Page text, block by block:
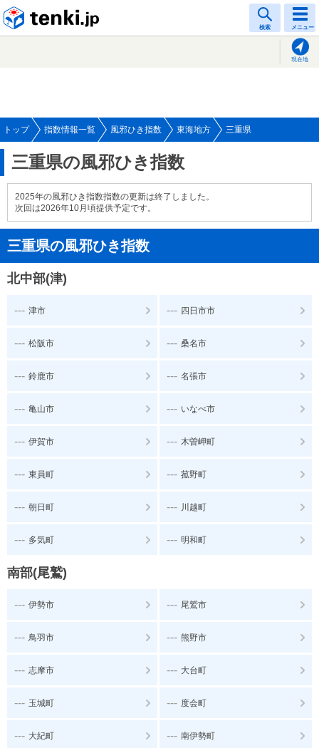
検索 メニュー
現在地
トップ 指数情報一覧 風邪ひき指数 東海地方 三重県
三重県の風邪ひき指数
2025年の風邪ひき指数指数の更新は終了しました。
次回は2026年10月頃提供予定です。
三重県の風邪ひき指数
北中部(津)
--- 津市 --- 四日市市
--- 松阪市 --- 桑名市
--- 鈴鹿市 --- 名張市
--- 亀山市 --- いなべ市
--- 伊賀市 --- 木曽岬町
--- 東員町 --- 菰野町
--- 朝日町 --- 川越町
--- 多気町 --- 明和町
南部(尾鷲)
--- 伊勢市 --- 尾鷲市
--- 鳥羽市 --- 熊野市
--- 志摩市 --- 大台町
--- 玉城町 --- 度会町
--- 大紀町 --- 南伊勢町